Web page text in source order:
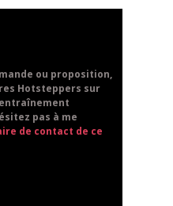
ou proposition,
Hotsteppers sur
pas à me
de contact de ce